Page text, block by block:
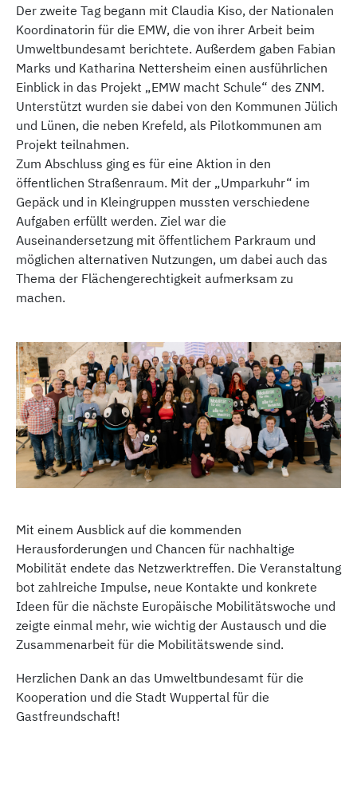
Der zweite Tag begann mit Claudia Kiso, der Nationalen
Koordinatorin für die EMW, die von ihrer Arbeit beim
Umweltbundesamt berichtete. Außerdem gaben Fabian
Marks und Katharina Nettersheim einen ausführlichen
Einblick in das Projekt „EMW macht Schule“ des ZNM.
Unterstützt wurden sie dabei von den Kommunen Jülich
und Lünen, die neben Krefeld, als Pilotkommunen am
Projekt teilnahmen.
Zum Abschluss ging es für eine Aktion in den
öffentlichen Straßenraum. Mit der „Umparkuhr“ im
Gepäck und in Kleingruppen mussten verschiedene
Aufgaben erfüllt werden. Ziel war die
Auseinandersetzung mit öffentlichem Parkraum und
möglichen alternativen Nutzungen, um dabei auch das
Thema der Flächengerechtigkeit aufmerksam zu
machen.
Mit einem Ausblick auf die kommenden
Herausforderungen und Chancen für nachhaltige
Mobilität endete das Netzwerktreffen. Die Veranstaltung
bot zahlreiche Impulse, neue Kontakte und konkrete
Ideen für die nächste Europäische Mobilitätswoche und
zeigte einmal mehr, wie wichtig der Austausch und die
Zusammenarbeit für die Mobilitätswende sind.
Herzlichen Dank an das Umweltbundesamt für die
Kooperation und die Stadt Wuppertal für die
Gastfreundschaft!